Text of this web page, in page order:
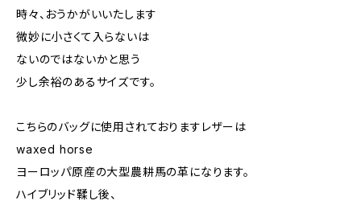
時々、おうかがいいたします
微妙に小さくて入らないは
ないのではないかと思う
少し余裕のあるサイズです。
こちらのバッグに使用されておりますレザーは
waxed horse
ヨーロッパ原産の大型農耕馬の革になります。
ハイブリッド鞣し後、